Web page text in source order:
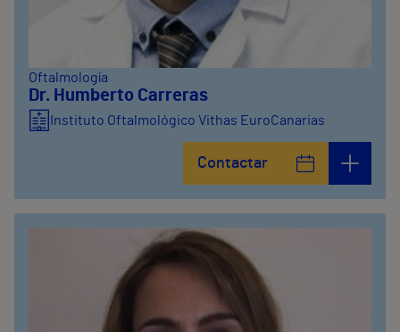
Oftalmología
Dr. Humberto Carreras
Instituto Oftalmológico Vithas EuroCanarias
Contactar